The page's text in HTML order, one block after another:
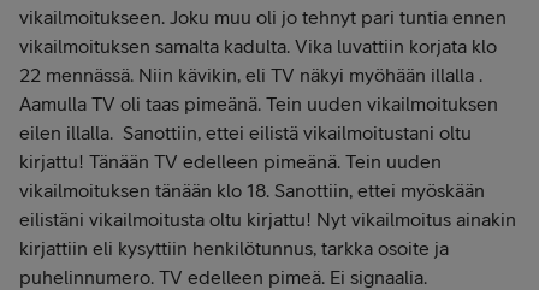
vikailmoitukseen. Joku muu oli jo tehnyt pari tuntia ennen
vikailmoituksen samalta kadulta. Vika luvattiin korjata klo
22 mennässä. Niin kävikin, eli TV näkyi myöhään illalla .
Aamulla TV oli taas pimeänä. Tein uuden vikailmoituksen
eilen illalla. Sanottiin, ettei eilistä vikailmoitustani oltu
kirjattu! Tänään TV edelleen pimeänä. Tein uuden
vikailmoituksen tänään klo 18. Sanottiin, ettei myöskään
eilistäni vikailmoitusta oltu kirjattu! Nyt vikailmoitus ainakin
kirjattiin eli kysyttiin henkilötunnus, tarkka osoite ja
puhelinnumero. TV edelleen pimeä. Ei signaalia.